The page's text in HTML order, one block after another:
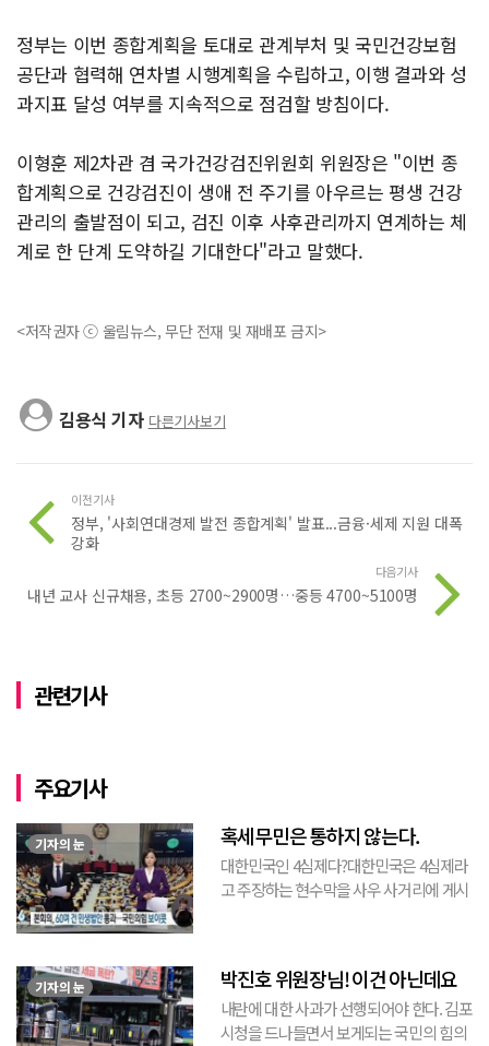
정부는 이번 종합계획을 토대로 관계부처 및 국민건강보험
공단과 협력해 연차별 시행계획을 수립하고, 이행 결과와 성
과지표 달성 여부를 지속적으로 점검할 방침이다.
이형훈 제2차관 겸 국가건강검진위원회 위원장은 "이번 종
합계획으로 건강검진이 생애 전 주기를 아우르는 평생 건강
관리의 출발점이 되고, 검진 이후 사후관리까지 연계하는 체
계로 한 단계 도약하길 기대한다"라고 말했다.
<저작권자 ⓒ 울림뉴스, 무단 전재 및 재배포 금지>
김용식 기자 다른기사보기
이전기사
정부, '사회연대경제 발전 종합계획' 발표...금융·세제 지원 대폭
강화
다음기사
내년 교사 신규채용, 초등 2700~2900명…중등 4700~5100명
관련기사
주요기사
기자의 눈 혹세무민은 통하지 않는다.
대한민국인 4심제다?대한민국은 4심제라
고 주장하는 현수막을 사우 사거리에 게시
민(惑...
기자의 눈 박진호 위원장님! 이건 아닌데요
내란에 대한 사과가 선행되어야 한다. 김포
시청을 드나들면서 보게되는 국민의 힘의